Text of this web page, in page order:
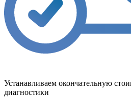
Устанавливаем окончательную
диагностики